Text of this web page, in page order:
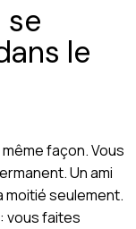
se
le
façon. Vous
Un ami
moitié seulement.
vous faites